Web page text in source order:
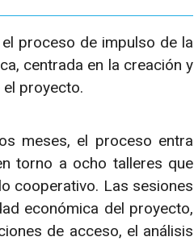
proceso de impulso de la
centrada en la creación y
proyecto.
meses, el proceso entra
torno a ocho talleres que
cooperativo. Las sesiones
económica del proyecto,
de acceso, el análisis